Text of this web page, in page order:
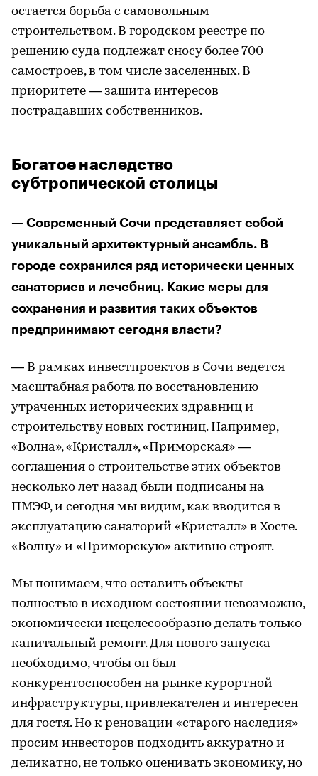
остается борьба с самовольным
строительством. В городском реестре по
решению суда подлежат сносу более 700
самостроев, в том числе заселенных. В
приоритете — защита интересов
пострадавших собственников.
Богатое наследство
субтропической столицы
— Современный Сочи представляет собой
уникальный архитектурный ансамбль. В
городе сохранился ряд исторически ценных
санаториев и лечебниц. Какие меры для
сохранения и развития таких объектов
предпринимают сегодня власти?
— В рамках инвестпроектов в Сочи ведется
масштабная работа по восстановлению
утраченных исторических здравниц и
строительству новых гостиниц. Например,
«Волна», «Кристалл», «Приморская» —
соглашения о строительстве этих объектов
несколько лет назад были подписаны на
ПМЭФ, и сегодня мы видим, как вводится в
эксплуатацию санаторий «Кристалл» в Хосте.
«Волну» и «Приморскую» активно строят.
Мы понимаем, что оставить объекты
полностью в исходном состоянии невозможно,
экономически нецелесообразно делать только
капитальный ремонт. Для нового запуска
необходимо, чтобы он был
конкурентоспособен на рынке курортной
инфраструктуры, привлекателен и интересен
для гостя. Но к реновации «старого наследия»
просим инвесторов подходить аккуратно и
деликатно, не только оценивать экономику, но